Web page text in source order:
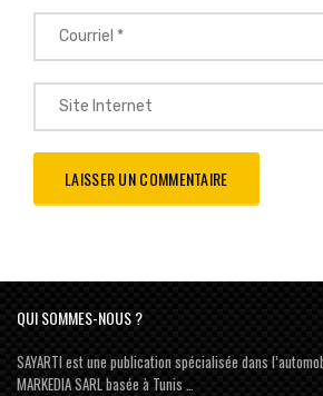
QUI SOMMES-NOUS ?
SAYARTI est une publication spécialisée dans
MARKEDIA SARL basée à Tunis …